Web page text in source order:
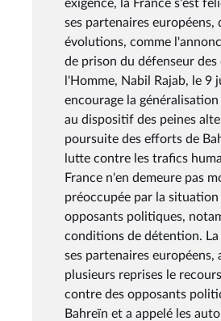
exigence, la France s'est
ses partenaires européens,
évolutions, comme
de prison du défenseur
l'Homme, Nabil Rajab, le 9
encourage la
au dispositif des peines
poursuite des efforts de
lutte contre les trafics
France n'en demeure pas
préoccupée par la situation
opposants politiques,
conditions de détention. La
ses partenaires européens,
plusieurs reprises le
contre des opposants
Bahreïn et a appelé les